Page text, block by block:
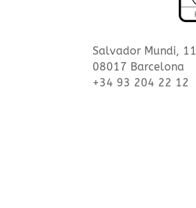
Salvador Mundi, 11
08017 Barcelona
+34 93 204 22 12